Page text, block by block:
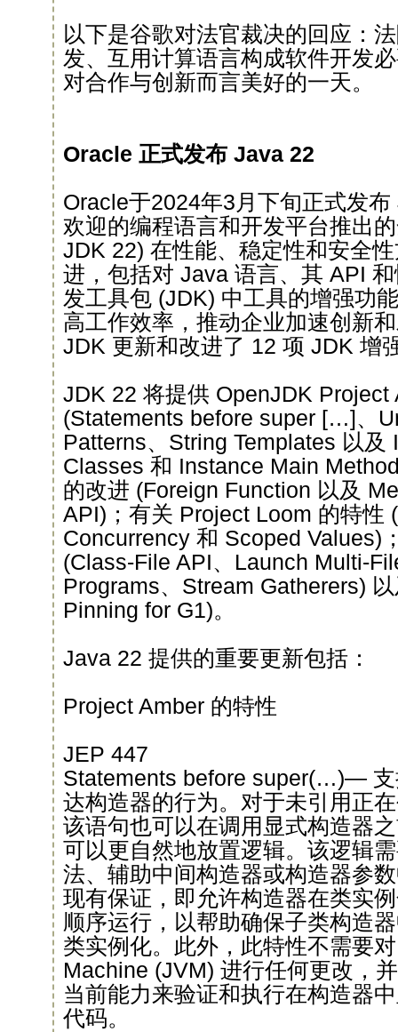
以下是谷歌对法官裁决的回应：
发、互用计算语言构成软件开发
对合作与创新而言美好的一天。
Oracle 正式发布 Java 22
Oracle于2024年3月下旬正式发
欢迎的编程语言和开发平台推出
JDK 22) 在性能、稳定性和安全
进，包括对 Java 语言、其 API
发工具包 (JDK) 中工具的增强功
高工作效率，推动企业加速创新
JDK 更新和改进了 12 项 JDK 增
JDK 22 将提供 OpenJDK Project
(Statements before super […]、
Patterns、String Templates 以
Classes 和 Instance Main
的改进 (Foreign Function 以及
API)；有关 Project Loom 的特性
Concurrency 和 Scoped Values)
(Class-File API、Launch Multi-
Programs、Stream Gatherers)
Pinning for G1)。
Java 22 提供的重要更新包括：
Project Amber 的特性
JEP 447
Statements before super(…)— 支
达构造器的行为。对于未引用正
该语句也可以在调用显式构造器
可以更自然地放置逻辑。该逻辑
法、辅助中间构造器或构造器参
现有保证，即允许构造器在类实
顺序运行，以帮助确保子类构造
类实例化。此外，此特性不需要
Machine (JVM) 进行任何更改，
当前能力来验证和执行在构造器
代码。